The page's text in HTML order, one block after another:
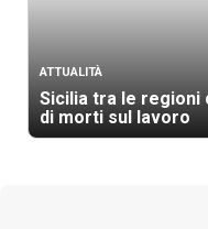
ATTUALITÀ
Sicilia tra le regioni
di morti sul lavoro